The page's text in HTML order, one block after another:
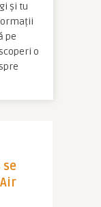
și tu
pe
o